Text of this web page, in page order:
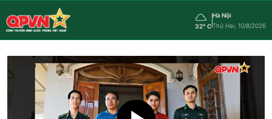
32° C
Hà Nội
Thứ Hai, 10/8/2026